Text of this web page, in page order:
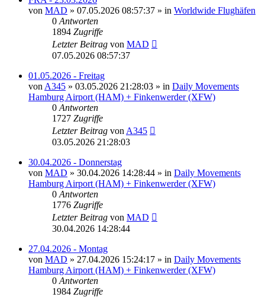
von MAD » 07.05.2026 08:57:37 » in Worldwide Flughäfen
0 Antworten
1894 Zugriffe
Letzter Beitrag von MAD
07.05.2026 08:57:37
01.05.2026 - Freitag
von A345 » 03.05.2026 21:28:03 » in Daily Movements
Hamburg Airport (HAM) + Finkenwerder (XFW)
0 Antworten
1727 Zugriffe
Letzter Beitrag von A345
03.05.2026 21:28:03
30.04.2026 - Donnerstag
von MAD » 30.04.2026 14:28:44 » in Daily Movements
Hamburg Airport (HAM) + Finkenwerder (XFW)
0 Antworten
1776 Zugriffe
Letzter Beitrag von MAD
30.04.2026 14:28:44
27.04.2026 - Montag
von MAD » 27.04.2026 15:24:17 » in Daily Movements
Hamburg Airport (HAM) + Finkenwerder (XFW)
0 Antworten
1984 Zugriffe